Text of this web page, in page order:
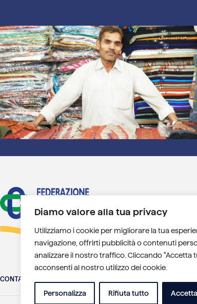
Diamo valore alla tua privacy
Utilizziamo i cookie per migliorare la tua
navigazione, offrirti pubblicità o contenuti
analizzare il nostro traffico. Cliccando “Accetta
acconsenti al nostro utilizzo dei cookie.
Personalizza Rifiuta tutto
CONTATTI